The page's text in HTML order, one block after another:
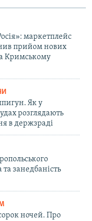
маркетплейс
прийом нових
Кримському
Як у
розглядають
в держзраді
занедбаність
ночей. Про